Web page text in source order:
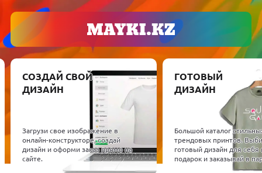
СОЗДАЙ СВОЙ
ДИЗАЙН
Загрузи свое изображение в
онлайн-конструкторе, создай
дизайн и оформи заказ прямо на
сайте.
ГОТОВЫЙ
ДИЗАЙН
Большой каталог
трендовых принтов.
готовый дизайн для себя
подарок и заказывай в